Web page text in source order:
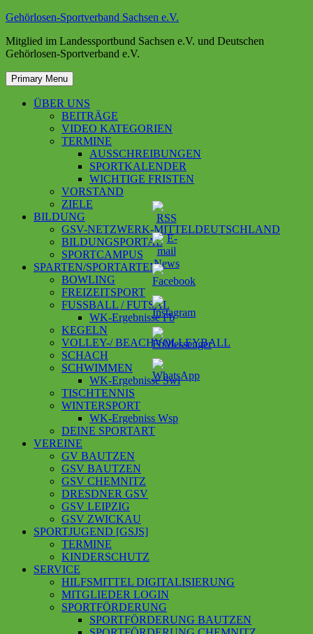
Skip
content
Gehörlosen-Sportverband Sachsen e.V.
Mitglied im Landessportbund Sachsen e.V. und Deutschen
Gehörlosen-Sportverband e.V.
Primary Menu
ÜBER UNS
BEITRÄGE
VIDEO KATEGORIEN
TERMINE
AUSSCHREIBUNGEN
SPORTKALENDER
WICHTIGE FRISTEN
VORSTAND
ZIELE
BILDUNG
GSV-NETZWERK-MITTELDEUTSCHLAND
BILDUNGSPORTAL
SPORTCAMPUS
SPARTEN/SPORTARTEN
BOWLING
FREIZEITSPORT
FUSSBALL / FUTSAL
WK-Ergebnisse Fb
KEGELN
VOLLEY-/ BEACHVOLLEYBALL
SCHACH
SCHWIMMEN
WK-Ergebnisse Swi
TISCHTENNIS
WINTERSPORT
WK-Ergebniss Wsp
DEINE SPORTART
VEREINE
GV BAUTZEN
GSV BAUTZEN
GSV CHEMNITZ
DRESDNER GSV
GSV LEIPZIG
GSV ZWICKAU
SPORTJUGEND [GSJS]
TERMINE
KINDERSCHUTZ
SERVICE
HILFSMITTEL DIGITALISIERUNG
MITGLIEDER LOGIN
SPORTFÖRDERUNG
SPORTFÖRDERUNG BAUTZEN